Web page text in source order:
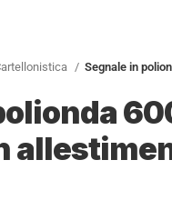
Segnale in